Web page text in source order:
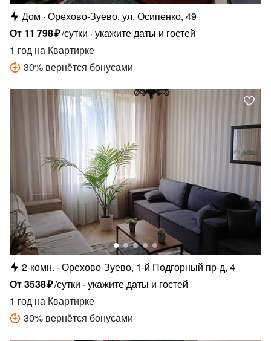
Дом Орехово-Зуево, ул. Осипенко, 49
От 11 798₽/сутки укажите даты и гостей
1 год на Квартирке
30% вернётся бонусами
2-комн. Орехово-Зуево, 1-й Подгорный пр-д, 4
От3538₽/сутки укажите даты и гостей
1 год на Квартирке
30% вернётся бонусами